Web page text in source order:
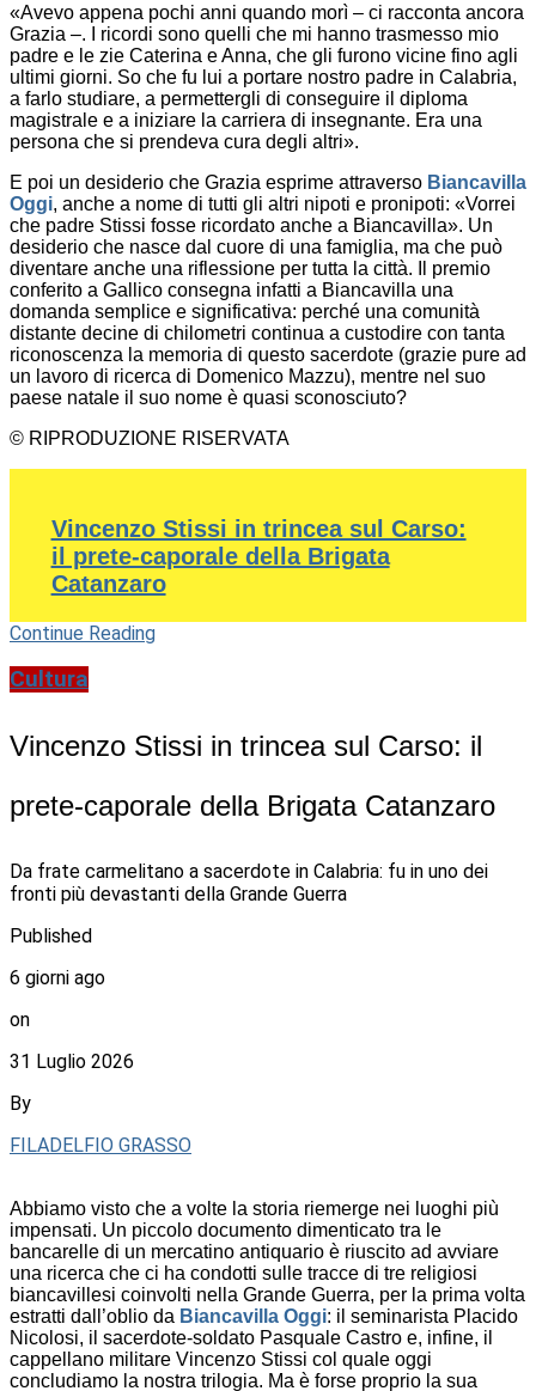
«Avevo appena pochi anni quando morì – ci racconta ancora
Grazia –. I ricordi sono quelli che mi hanno trasmesso mio
padre e le zie Caterina e Anna, che gli furono vicine fino agli
ultimi giorni. So che fu lui a portare nostro padre in Calabria,
a farlo studiare, a permettergli di conseguire il diploma
magistrale e a iniziare la carriera di insegnante. Era una
persona che si prendeva cura degli altri».
E poi un desiderio che Grazia esprime attraverso Biancavilla
Oggi, anche a nome di tutti gli altri nipoti e pronipoti: «Vorrei
che padre Stissi fosse ricordato anche a Biancavilla». Un
desiderio che nasce dal cuore di una famiglia, ma che può
diventare anche una riflessione per tutta la città. Il premio
conferito a Gallico consegna infatti a Biancavilla una
domanda semplice e significativa: perché una comunità
distante decine di chilometri continua a custodire con tanta
riconoscenza la memoria di questo sacerdote (grazie pure ad
un lavoro di ricerca di Domenico Mazzu), mentre nel suo
paese natale il suo nome è quasi sconosciuto?
© RIPRODUZIONE RISERVATA
Vincenzo Stissi in trincea sul Carso:
il prete-caporale della Brigata
Catanzaro
Continue Reading
Cultura
Vincenzo Stissi in trincea sul Carso: il
prete-caporale della Brigata Catanzaro
Da frate carmelitano a sacerdote in Calabria: fu in uno dei
fronti più devastanti della Grande Guerra
Published
6 giorni ago
on
31 Luglio 2026
By
FILADELFIO GRASSO
Abbiamo visto che a volte la storia riemerge nei luoghi più
impensati. Un piccolo documento dimenticato tra le
bancarelle di un mercatino antiquario è riuscito ad avviare
una ricerca che ci ha condotti sulle tracce di tre religiosi
biancavillesi coinvolti nella Grande Guerra, per la prima volta
estratti dall’oblio da Biancavilla Oggi: il seminarista Placido
Nicolosi, il sacerdote-soldato Pasquale Castro e, infine, il
cappellano militare Vincenzo Stissi col quale oggi
concludiamo la nostra trilogia. Ma è forse proprio la sua